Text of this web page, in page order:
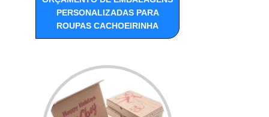
PERSONALIZADAS PARA
ROUPAS CACHOEIRINHA